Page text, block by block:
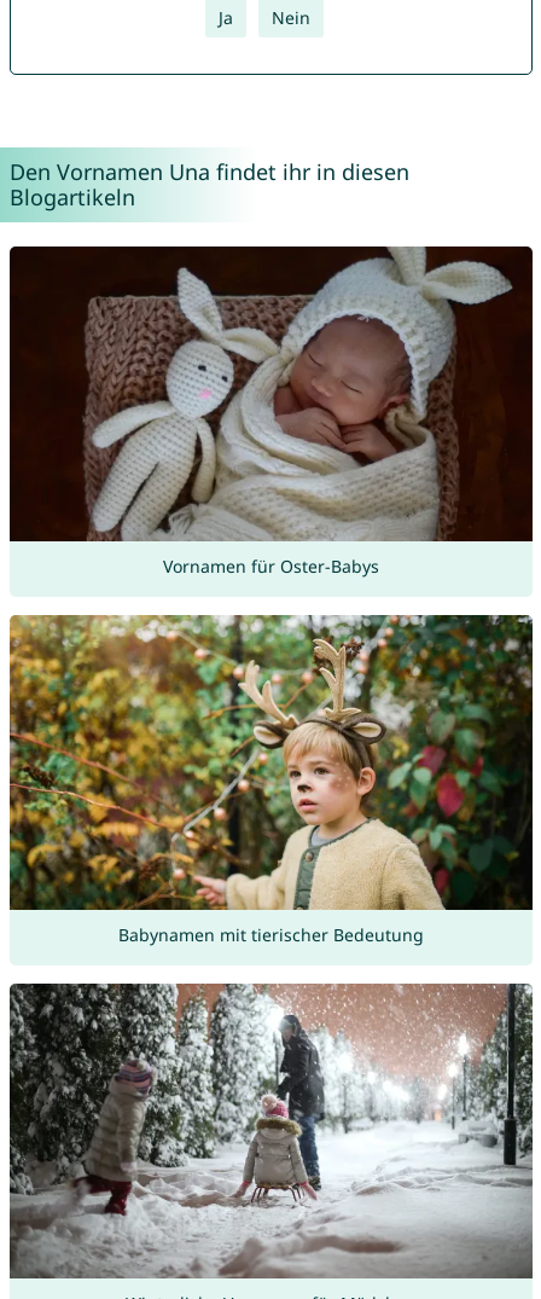
Ja Nein
Den Vornamen Una findet ihr in diesen
Blogartikeln
Vornamen für Oster-Babys
Babynamen mit tierischer Bedeutung